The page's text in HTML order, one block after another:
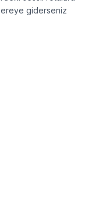
giderseniz